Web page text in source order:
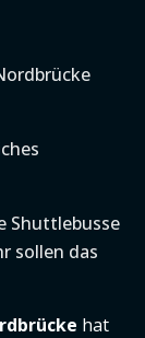
Shuttlebusse
sollen das
hat